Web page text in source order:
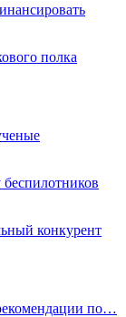
полка
конкурент
по…